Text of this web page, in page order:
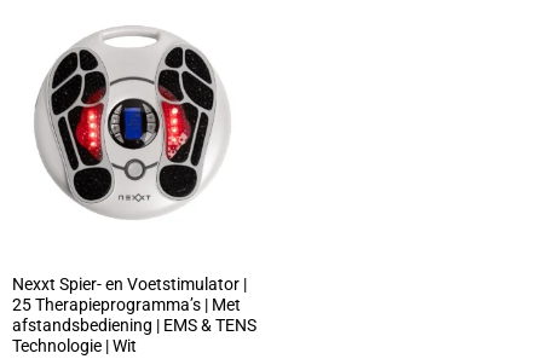
Nexxt Spier- en Voetstimulator |
25 Therapieprogramma’s | Met
afstandsbediening | EMS & TENS
Technologie | Wit